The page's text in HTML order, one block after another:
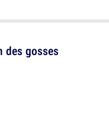
gosses